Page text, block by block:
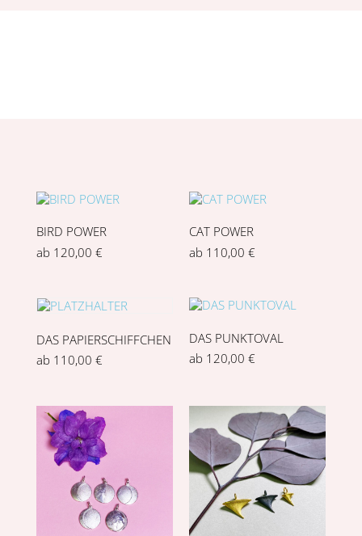
BIRD POWER
ab 120,00 €
CAT POWER
ab 110,00 €
DAS PAPIERSCHIFFCHEN
ab 110,00 €
DAS PUNKTOVAL
ab 120,00 €